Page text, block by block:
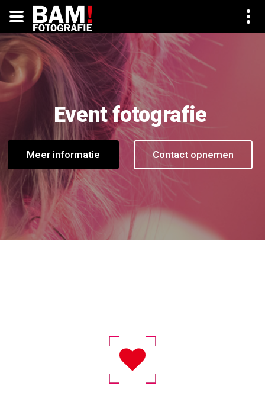
Event fotografie
Meer informatie Contact opnemen